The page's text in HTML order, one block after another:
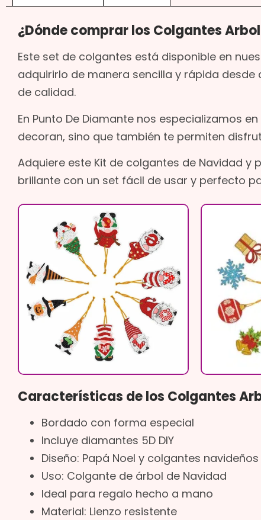
¿Dónde comprar los Colgantes
Este set de colgantes está disponible en
adquirirlo de manera sencilla y rápida
de calidad.
En Punto De Diamante nos especializamos
decoran, sino que también te permiten
Adquiere este Kit de colgantes de Navidad
brillante con un set fácil de usar y perfecto
Características de los Colgantes
Bordado con forma especial
Incluye diamantes 5D DIY
Diseño: Papá Noel y colgantes navideños
Uso: Colgante de árbol de Navidad
Ideal para regalo hecho a mano
Material: Lienzo resistente